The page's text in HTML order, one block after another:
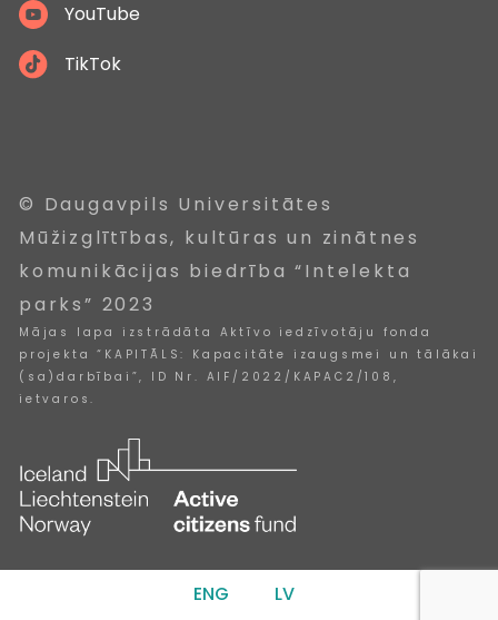
YouTube
TikTok
© Daugavpils Universitātes
Mūžizglītības, kultūras un zinātnes
komunikācijas biedrība “Intelekta
parks” 2023
Mājas lapa izstrādāta Aktīvo iedzīvotāju fonda
projekta “KAPITĀLS: Kapacitāte izaugsmei un tālākai
(sa)darbībai”, ID Nr. AIF/2022/KAPAC2/108,
ietvaros.
ENG LV